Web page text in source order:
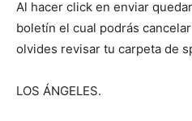
Al hacer click en enviar
boletín el cual podrás
olvides revisar tu carpeta de
LOS ÁNGELES.